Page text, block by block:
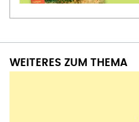
WEITERES ZUM THEMA